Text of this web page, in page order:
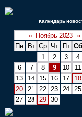
Календарь
« Ноябрь 2023 »
Пн
Вт Ср Чт Пт Сб
1
2 3 4
6
7 8 9 10 11
13
14 15 16 17 18
20
21 22 23 24 25
27
28 29 30